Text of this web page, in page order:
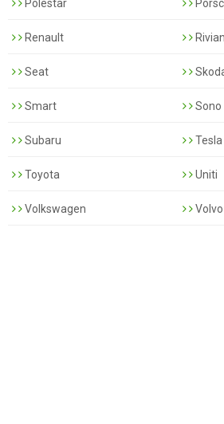
Polestar
Renault Rivian
Seat
Smart Sono
Subaru Tesla
Toyota Uniti
Volkswagen Volvo